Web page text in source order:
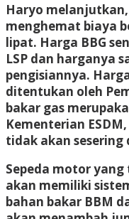
Haryo melanjutkan,
menghemat biaya
lipat. Harga BBG
LSP dan harganya
pengisiannya.
ditentukan oleh
bakar gas
Kementerian
tidak akan
Sepeda motor yang
akan memiliki
bahan bakar BBM